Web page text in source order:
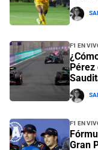
F1 EN
Pérez
F1 EN
Gran